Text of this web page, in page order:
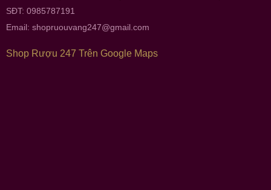
SĐT: 0985787191
Email: shopruouvang247@gmail.com
Shop Rượu 247 Trên Google Maps